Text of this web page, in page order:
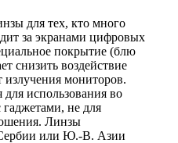
для тех, кто много
за экранами цифровых
покрытие (блю
снизить воздействие
излучения мониторов.
использования во
не для
Линзы
или Ю.-В. Азии